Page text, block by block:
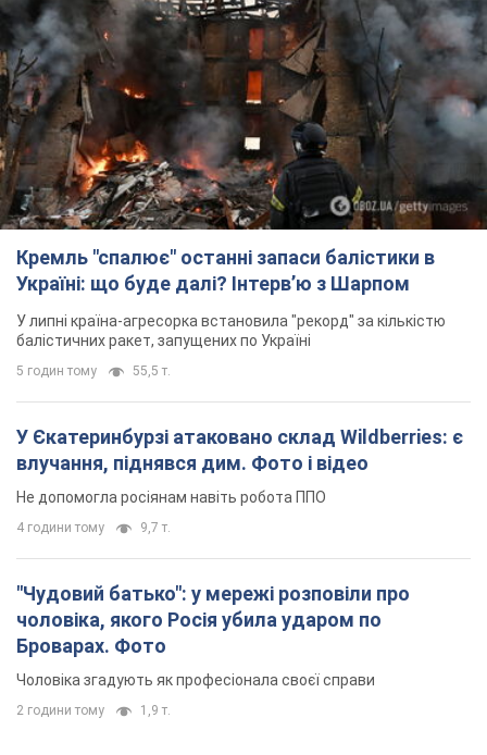
Кремль "спалює" останні запаси балістики в
Україні: що буде далі? Інтерв’ю з Шарпом
У липні країна-агресорка встановила "рекорд" за кількістю
балістичних ракет, запущених по Україні
5 годин тому 55,5 т.
У Єкатеринбурзі атаковано склад Wildberries: є
влучання, піднявся дим. Фото і відео
Не допомогла росіянам навіть робота ППО
4 години тому 9,7 т.
"Чудовий батько": у мережі розповіли про
чоловіка, якого Росія убила ударом по
Броварах. Фото
Чоловіка згадують як професіонала своєї справи
2 години тому 1,9 т.